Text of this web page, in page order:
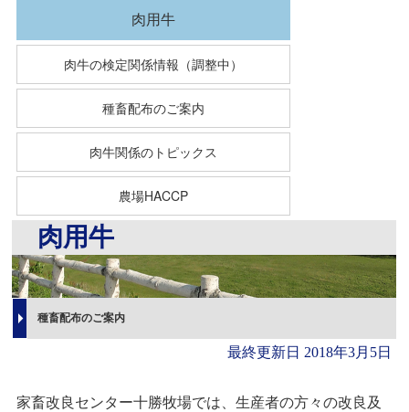
肉用牛
肉牛の検定関係情報（調整中）
種畜配布のご案内
肉牛関係のトピックス
農場HACCP
肉用牛
種畜配布のご案内
最終更新日 2018年3月5日
家畜改良センター十勝牧場では、生産者の方々の改良及